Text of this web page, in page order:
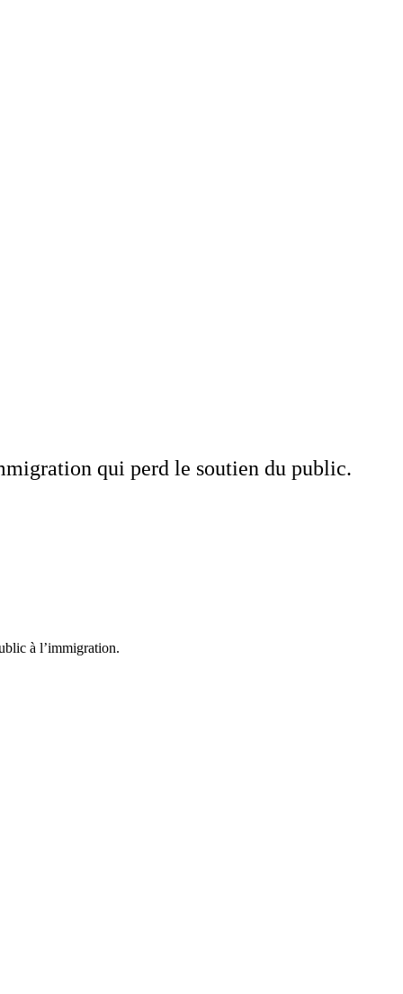
qui perd le soutien du public.
à l’immigration.